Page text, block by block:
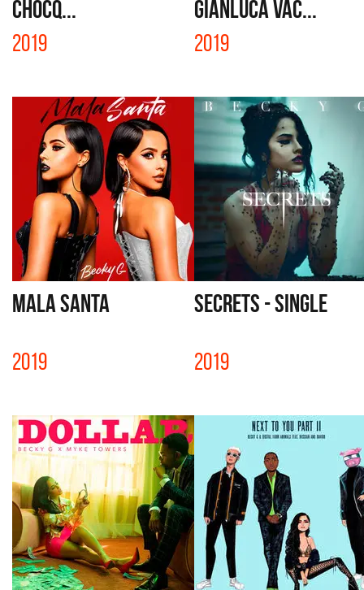
CHOCQ...
2019
GIANLUCA VAC...
2019
MALA SANTA
2019
SECRETS - SINGLE
2019